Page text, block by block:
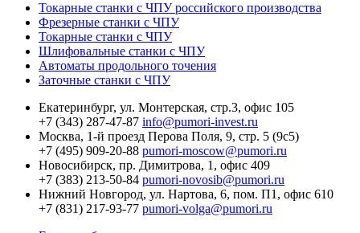
Токарные станки с ЧПУ российского производства
Фрезерные станки с ЧПУ
Токарные станки с ЧПУ
Шлифовальные станки с ЧПУ
Автоматы продольного точения
Заточные станки с ЧПУ
Екатеринбург, ул. Монтерская, стр.3, офис 105
+7 (343) 287-47-87 info@pumori-invest.ru
Москва, 1-й проезд Перова Поля, 9, стр. 5 (9с5)
+7 (495) 909-20-88 pumori-moscow@pumori.ru
Новосибирск, пр. Димитрова, 1, офис 409
+7 (383) 213-50-84 pumori-novosib@pumori.ru
Нижний Новгород, ул. Нартова, 6, пом. П1, офис 610
+7 (831) 217-93-77 pumori-volga@pumori.ru